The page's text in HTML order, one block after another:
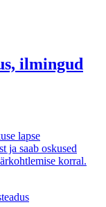
ilmingud
lapse
ja saab oskused
korral.